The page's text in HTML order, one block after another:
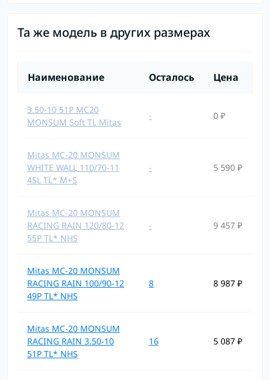
Та же модель в других размерах
Наименование Осталось Цена
3.50-10 51P MC20
MONSUM Soft TL Mitas
- 0 ₽
Mitas MC-20 MONSUM
WHITE WALL 110/70-11
45L TL* M+S
- 5 590 ₽
Mitas MC-20 MONSUM
RACING RAIN 120/80-12
55P TL* NHS
- 9 457 ₽
Mitas MC-20 MONSUM
RACING RAIN 100/90-12
49P TL* NHS
8 8 987 ₽
Mitas MC-20 MONSUM
RACING RAIN 3.50-10
51P TL* NHS
16 5 087 ₽